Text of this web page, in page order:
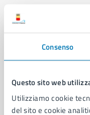
Consenso
Questo sito web
Utilizziamo cookie
del sito e cookie
NOVITÀ
Notizie
Comunicati
Comunicati stampa della
VIVERE IL COMUNE